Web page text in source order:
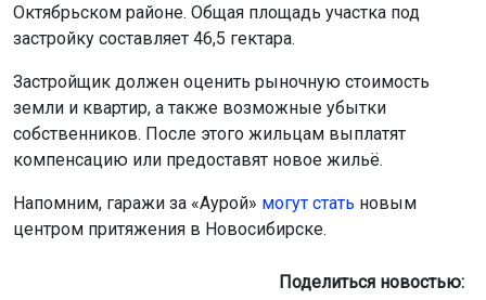
Октябрьском районе. Общая площадь участка под
застройку составляет 46,5 гектара.
Застройщик должен оценить рыночную стоимость
земли и квартир, а также возможные убытки
собственников. После этого жильцам выплатят
компенсацию или предоставят новое жильё.
Напомним, гаражи за «Аурой» могут стать новым
центром притяжения в Новосибирске.
Поделиться новостью: